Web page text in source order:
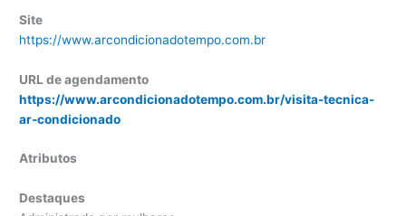
Site
https://www.arcondicionadotempo.com.br
URL de agendamento
https://www.arcondicionadotempo.com.br/visita-tecnica-
ar-condicionado
Atributos
Destaques